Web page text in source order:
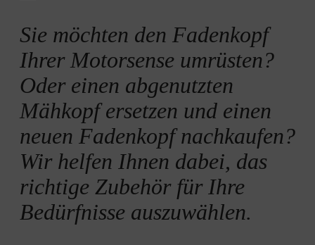
Sie möchten den Fadenkopf
Ihrer Motorsense umrüsten?
Oder einen abgenutzten
Mähkopf ersetzen und einen
neuen Fadenkopf nachkaufen?
Wir helfen Ihnen dabei, das
richtige Zubehör für Ihre
Bedürfnisse auszuwählen.
Messer oder Faden: Was ist besser?
Ersatzteile und Zubehör